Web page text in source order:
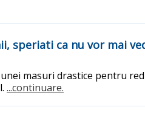
speriati ca nu vor mai
masuri drastice pentru
...continuare.